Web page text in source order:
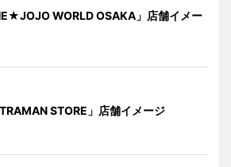
WORLD OSAKA」店舗イメー
STORE」店舗イメージ